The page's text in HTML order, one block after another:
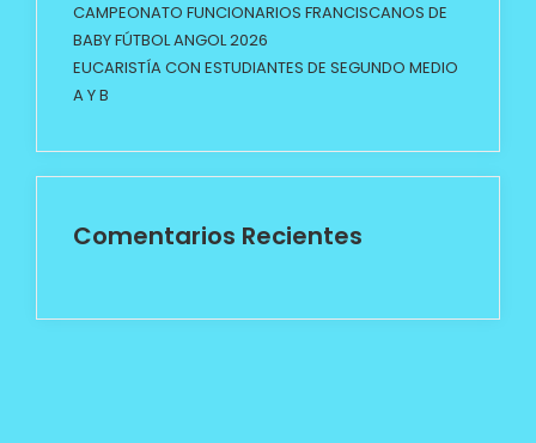
CAMPEONATO FUNCIONARIOS FRANCISCANOS DE
BABY FÚTBOL ANGOL 2026
EUCARISTÍA CON ESTUDIANTES DE SEGUNDO MEDIO
A Y B
Comentarios Recientes